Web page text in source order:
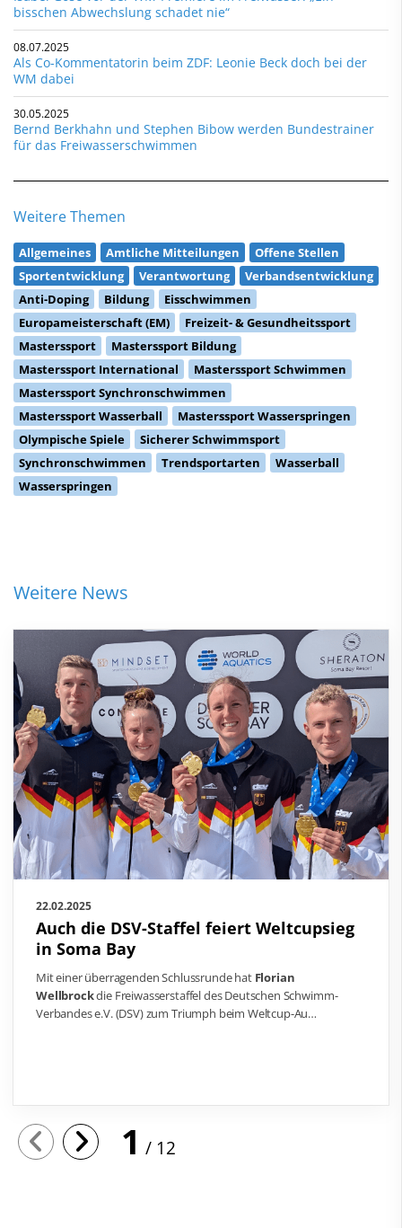
bisschen Abwechslung schadet nie“
08.07.2025
Als Co-Kommentatorin beim ZDF: Leonie Beck doch bei der
WM dabei
30.05.2025
Bernd Berkhahn und Stephen Bibow werden Bundestrainer
für das Freiwasserschwimmen
Weitere Themen
Allgemeines Amtliche Mitteilungen
Offene Stellen
Sportentwicklung
Verantwortung
Verbandsentwicklung
Anti-Doping
Bildung
Eisschwimmen
Europameisterschaft (EM)
Freizeit- & Gesundheitssport
Masterssport
Masterssport Bildung
Masterssport International
Masterssport Schwimmen
Masterssport Synchronschwimmen
Masterssport Wasserball
Masterssport Wasserspringen
Olympische Spiele
Sicherer Schwimmsport
Synchronschwimmen
Trendsportarten
Wasserball
Wasserspringen
Weitere News
22.02.2025
Auch die DSV-Staffel feiert Weltcupsieg
in Soma Bay
Mit einer überragenden Schlussrunde hat Florian
Wellbrockdie Freiwasserstaffel des Deutschen Schwimm-
Verbandes e.V. (DSV) zum Triumph beim Weltcup-Au…
1 12